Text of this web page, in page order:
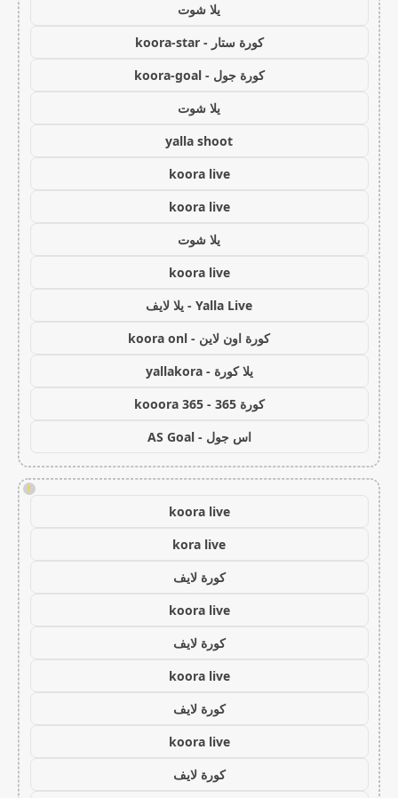
يلا شوت
كورة ستار - koora-star
كورة جول - koora-goal
يلا شوت
yalla shoot
koora live
koora live
يلا شوت
koora live
Yalla Live - يلا لايف
كورة اون لاين - koora onl
يلا كورة - yallakora
كورة 365 - kooora 365
اس جول - AS Goal
!
koora live
kora live
كورة لايف
koora live
كورة لايف
koora live
كورة لايف
koora live
كورة لايف